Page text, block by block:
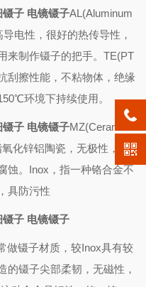
子 电镜镊子AL(Aluminum
电性，很好的热传导性，
来制作镊子的把手。TE(PT
刮擦性能，不粘物体，绝缘
℃环境下持续使用。
子 电镜镊子MZ(Ceramic
化锌铝陶瓷，无极性，特
蚀。 Inox ，指一种铬合金不
具防污性
子 电镜镊子
做镊子材质，较Inox具有较
的镊子尖部柔韧，无磁性，